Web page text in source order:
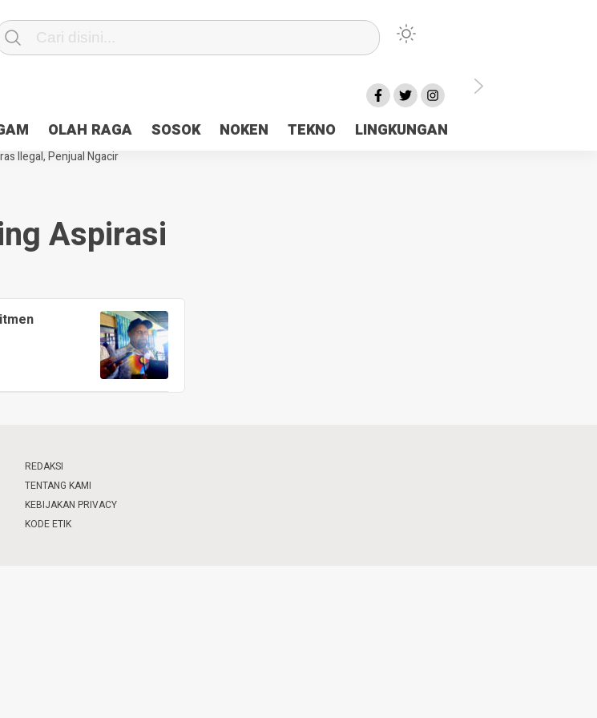
OLAH RAGA SOSOK NOKEN TEKNO LINGKUNGAN
Pesan Sejuk Polri di Deklarasi Pemilu Ceria Tanah Papua
Pilkada Jayapura Cair 10 Persen, Deposit Kas Daerah Rp23 Miliar Disorot
Ilegal, Penjual Ngacir
Aspirasi
REDAKSI
TENTANG KAMI
KEBIJAKAN PRIVACY
KODE ETIK